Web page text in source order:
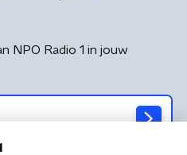
NPO Radio 1 in jouw